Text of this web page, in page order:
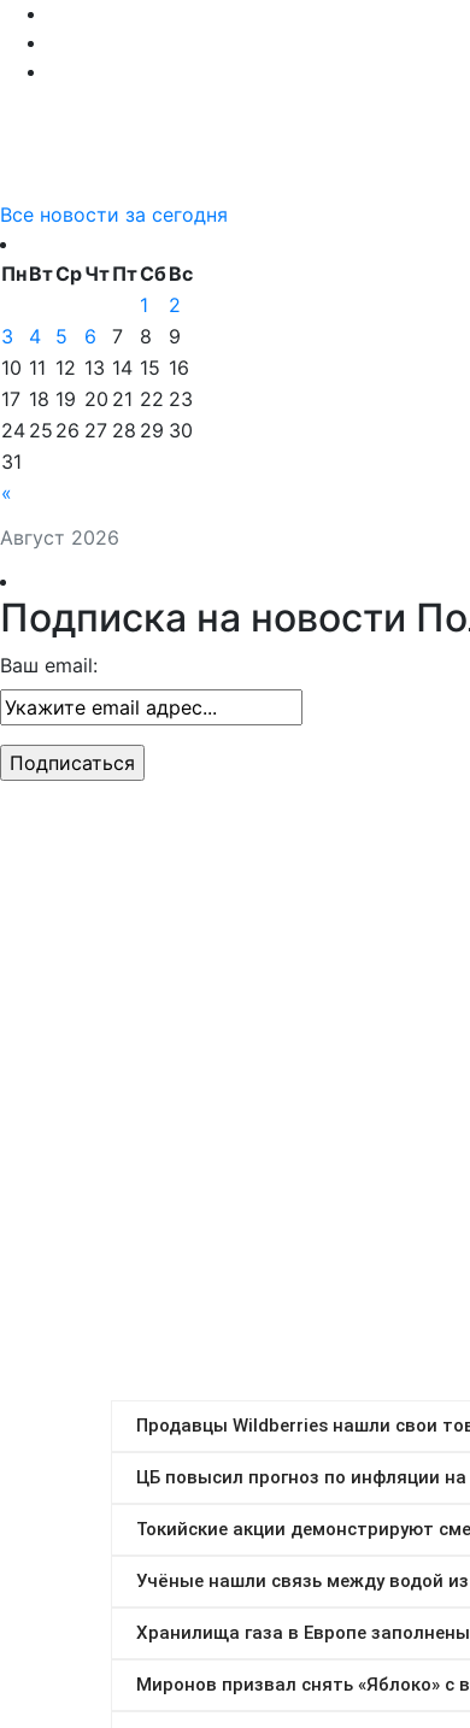
Все новости за сегодня
Август 2026
ПнВтСрЧтПтСбВс
«
1
2
3
4 5 6 7 8
9
10 11 12 13 14 15 16
17 18 19 20 21 22 23
24 25 26 27 28 29 30
31
Подписка на новости
Ваш email: